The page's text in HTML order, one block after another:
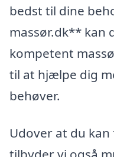
bedst til dine
massør.dk** kan
kompetent
til at hjælpe dig
behøver.
Udover at du kan